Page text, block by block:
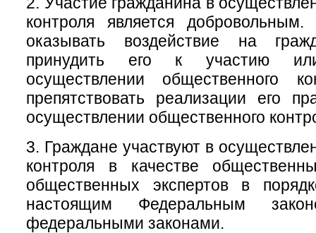
контроля является
оказывать воздействие на
принудить его к участию
осуществлении общественного
препятствовать реализации его
осуществлении общественного
3. Граждане участвуют в
контроля в качестве
общественных экспертов в
настоящим Федеральным
федеральными законами.